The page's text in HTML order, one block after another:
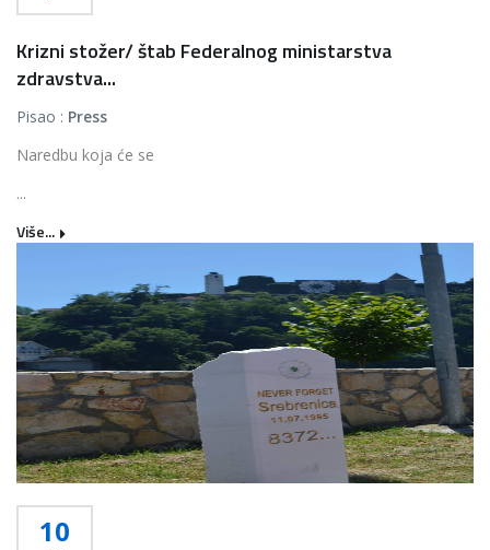
Krizni stožer/ štab Federalnog ministarstva
zdravstva...
Pisao : Press
Naredbu koja će se
...
Više...
10